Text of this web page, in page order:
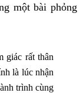
một bài phỏng
giác rất thân
là lúc nhận
trình cùng